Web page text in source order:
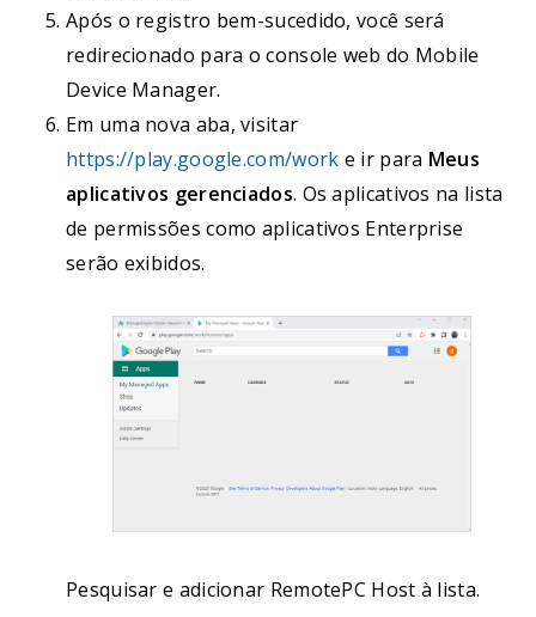
Após o registro bem-sucedido, você será
redirecionado para o console web do Mobile
Device Manager.
Em uma nova aba, visitar
https://play.google.com/work e ir para Meus
aplicativos gerenciados. Os aplicativos na lista
de permissões como aplicativos Enterprise
serão exibidos.
Pesquisar e adicionar RemotePC Host à lista.